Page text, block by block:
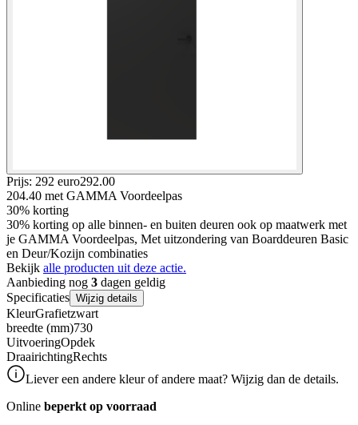
Prijs: 292 euro292.00
204.40 met GAMMA Voordeelpas
30% korting
30% korting op alle binnen- en buiten deuren ook op maatwerk met
je GAMMA Voordeelpas, Met uitzondering van Boarddeuren Basic
en Deur/Kozijn combinaties
Bekijk alle producten uit deze actie.
Aanbieding nog 3 dagen geldig
Specificaties Wijzig details
KleurGrafietzwart
breedte (mm)730
UitvoeringOpdek
DraairichtingRechts
Liever een andere kleur of andere maat? Wijzig dan de details.
Online beperkt op voorraad